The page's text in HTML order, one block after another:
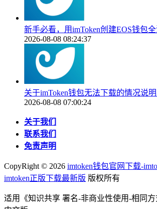
新手必看，用imToken创建EOS钱包
2026-08-08 08:24:37
关于imToken钱包无法下载的情况说
2026-08-08 07:00:24
关于我们
联系我们
免责声明
CopyRight © 2026 imtoken钱包官网下载-
imtoken正版下载最新版 版权所有
适用《知识共享 署名-非商业性使用-相同